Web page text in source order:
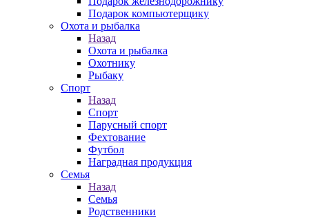
Подарок компьютерщику
Охота и рыбалка
Назад
Охота и рыбалка
Охотнику
Рыбаку
Спорт
Назад
Спорт
Парусный спорт
Фехтование
Футбол
Наградная продукция
Семья
Назад
Семья
Родственники